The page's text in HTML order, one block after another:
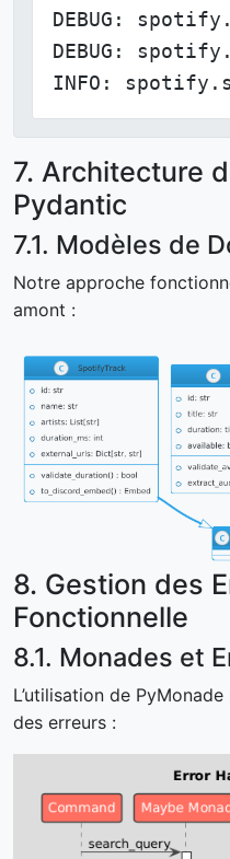
DEBUG:
DEBUG:
INFO:
7. Architecture
Pydantic
7.1. Modèles de
Notre approche
amont :
8. Gestion des
Fonctionnelle
8.1. Monades et
L’utilisation de
des erreurs :